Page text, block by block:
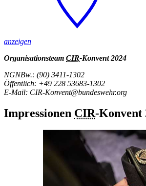
anzeigen
Organisationsteam CIR-Konvent 2024
NGNBw.: (90) 3411-1302
Öffentlich: +49 228 53683-1302
E-Mail: CIR-Konvent@bundeswehr.org
Impressionen CIR-Konvent